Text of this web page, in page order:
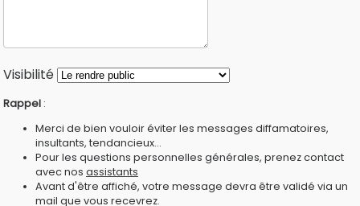
Visibilité
Rappel :
Merci de bien vouloir éviter les messages diffamatoires,
insultants, tendancieux...
Pour les questions personnelles générales, prenez contact
avec nos assistants
Avant d'être affiché, votre message devra être validé via un
mail que vous recevrez.